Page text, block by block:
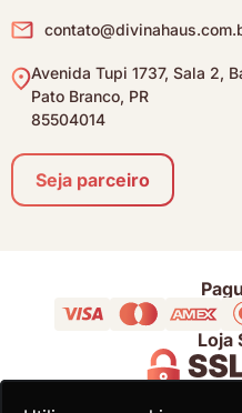
Avenida Tupi 1737, Sala 2,
Pato Branco, PR
85504014
Seja parceiro
Loja